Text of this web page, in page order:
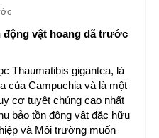
động vật hoang dã trước
Thaumatibis gigantea, là
của Campuchia và là một
cơ tuyệt chủng cao nhất
bảo tồn động vật đặc hữu
và Môi trường muốn